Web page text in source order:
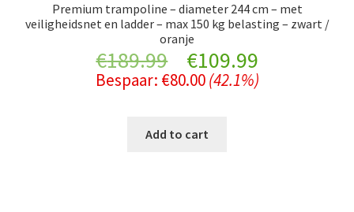
Premium trampoline – diameter 244 cm – met
veiligheidsnet en ladder – max 150 kg belasting – zwart /
oranje
€189.99
Original
price
was:
€109.99Current
price
Bespaar: €80.00 (42.1%)
Add to cart